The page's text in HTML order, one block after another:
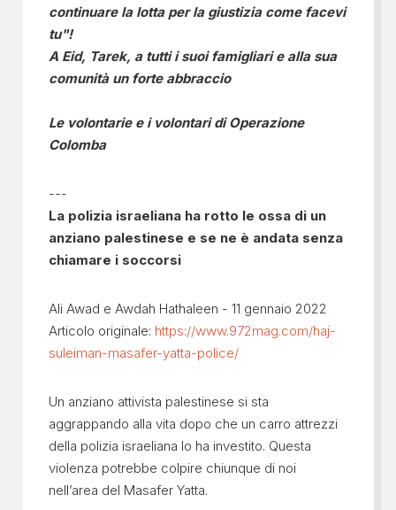
continuare la lotta per la giustizia come facevi
tu"!
A Eid, Tarek, a tutti i suoi famigliari e alla sua
comunità un forte abbraccio
Le volontarie e i volontari di Operazione
Colomba
---
La polizia israeliana ha rotto le ossa di un
anziano palestinese e se ne è andata senza
chiamare i soccorsi
Ali Awad e Awdah Hathaleen - 11 gennaio 2022
Articolo originale: https://www.972mag.com/haj-
suleiman-masafer-yatta-police/
Un anziano attivista palestinese si sta
aggrappando alla vita dopo che un carro attrezzi
della polizia israeliana lo ha investito. Questa
violenza potrebbe colpire chiunque di noi
nell’area del Masafer Yatta.